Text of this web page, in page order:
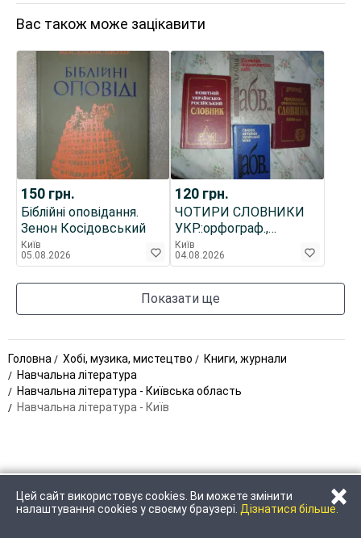
Вас також може зацікавити
150 грн.
Біблійні оповідання.
Зенон Косідовський
Київ
05.08.2026
120 грн.
ЧОТИРИ СЛОВНИКИ
УКР.:орфограф.,
антонімів, іншомов.
слів,укр.-рос.
Київ
04.08.2026
Показати ще
Головна Хобі, музика, мистецтво
Книги, журнали
Навчальна література
Навчальна література - Київська область
Навчальна література - Київ
Цей сайт використовує cookies. Ви можете змінити
налаштування cookies у своєму браузері. Дізнатися більше.×
ЗАТЕЛЕФОНУВАТИ НАПИСАТИ